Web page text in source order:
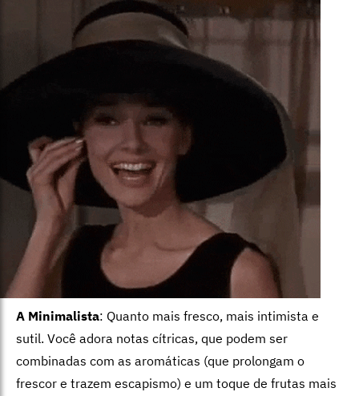
A Minimalista: Quanto mais fresco, mais intimista e
sutil. Você adora notas cítricas, que podem ser
combinadas com as aromáticas (que prolongam o
frescor e trazem escapismo) e um toque de frutas mais